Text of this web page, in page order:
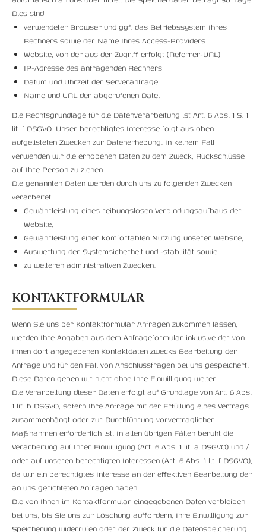
Dies sind:
verwendeter Browser und ggf. das Betriebssystem Ihres
Rechners sowie der Name Ihres Access-Providers
Website, von der aus der Zugriff erfolgt (Referrer-URL)
IP-Adresse des anfragenden Rechners
Datum und Uhrzeit der Serveranfrage
Name und URL der abgerufenen Datei
Die Rechtsgrundlage für die Datenverarbeitung ist Art. 6 Abs. 1 S. 1
lit. f DSGVO. Unser berechtigtes Interesse folgt aus oben
aufgelisteten Zwecken zur Datenerhebung. In keinem Fall
verwenden wir die erhobenen Daten zu dem Zweck, Rückschlüsse
auf Ihre Person zu ziehen.
Die genannten Daten werden durch uns zu folgenden Zwecken
verarbeitet:
Gewährleistung eines reibungslosen Verbindungsaufbaus der
Website,
Gewährleistung einer komfortablen Nutzung unserer Website,
Auswertung der Systemsicherheit und -stabilität sowie
zu weiteren administrativen Zwecken.
KONTAKTFORMULAR
Wenn Sie uns per Kontaktformular Anfragen zukommen lassen,
werden Ihre Angaben aus dem Anfrageformular inklusive der von
Ihnen dort angegebenen Kontaktdaten zwecks Bearbeitung der
Anfrage und für den Fall von Anschlussfragen bei uns gespeichert.
Diese Daten geben wir nicht ohne Ihre Einwilligung weiter.
Die Verarbeitung dieser Daten erfolgt auf Grundlage von Art. 6 Abs.
1 lit. b DSGVO, sofern Ihre Anfrage mit der Erfüllung eines Vertrags
zusammenhängt oder zur Durchführung vorvertraglicher
Maßnahmen erforderlich ist. In allen übrigen Fällen beruht die
Verarbeitung auf Ihrer Einwilligung (Art. 6 Abs. 1 lit. a DSGVO) und /
oder auf unseren berechtigten Interessen (Art. 6 Abs. 1 lit. f DSGVO),
da wir ein berechtigtes Interesse an der effektiven Bearbeitung der
an uns gerichteten Anfragen haben.
Die von Ihnen im Kontaktformular eingegebenen Daten verbleiben
bei uns, bis Sie uns zur Löschung auffordern, Ihre Einwilligung zur
Speicherung widerrufen oder der Zweck für die Datenspeicherung